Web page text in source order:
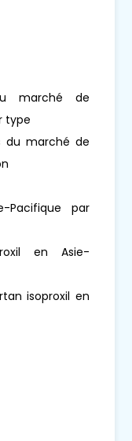
marché de
type
du marché de
Pacifique par
en Asie-
isoproxil en